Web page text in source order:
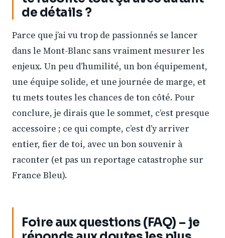
de détails ?
Parce que j’ai vu trop de passionnés se lancer
dans le Mont-Blanc sans vraiment mesurer les
enjeux. Un peu d’humilité, un bon équipement,
une équipe solide, et une journée de marge, et
tu mets toutes les chances de ton côté. Pour
conclure, je dirais que le sommet, c’est presque
accessoire ; ce qui compte, c’est d’y arriver
entier, fier de toi, avec un bon souvenir à
raconter (et pas un reportage catastrophe sur
France Bleu).
Foire aux questions (FAQ) – je